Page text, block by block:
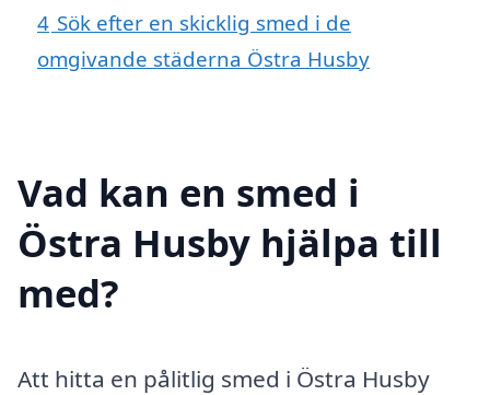
4 Sök efter en skicklig smed i de
omgivande städerna Östra Husby
Vad kan en smed i
Östra Husby hjälpa till
med?
Att hitta en pålitlig smed i Östra Husby